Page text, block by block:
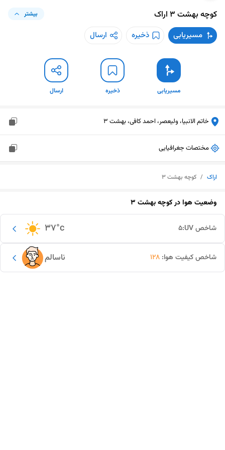
کوچه بهشت ۳ اراک بیشتر
مسیریابی ذخیره ارسال
مسیریابی ذخیره ارسال
خاتم الانبیا، ولیعصر، احمد کافی، بهشت 3
مختصات جغرافیایی
اراک / کوچه بهشت ۳
وضعیت هوا درکوچه بهشت ۳
37°c شاخص UV: 5
ناسالم شاخص کیفیت هوا: 128